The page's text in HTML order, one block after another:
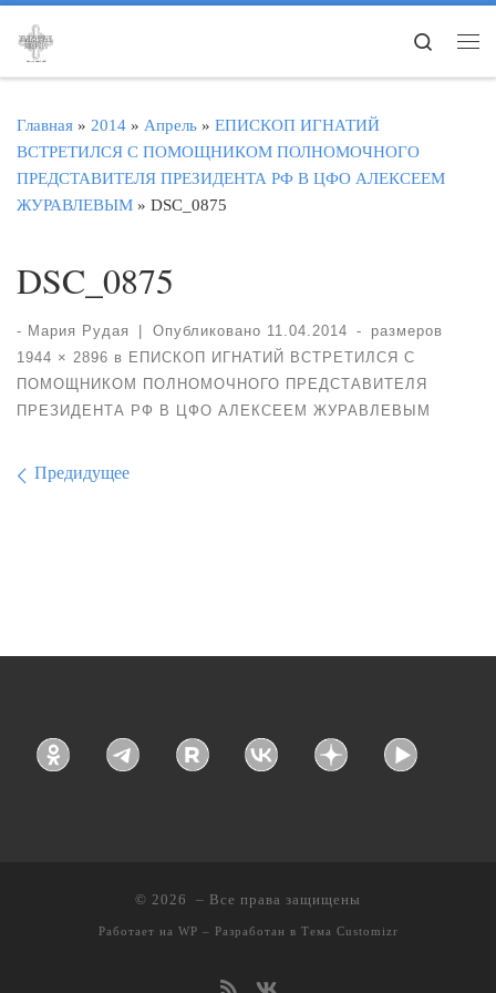
Перейти к содержимому
Search
Главная » 2014 » Апрель » ЕПИСКОП ИГНАТИЙ
ВСТРЕТИЛСЯ С ПОМОЩНИКОМ ПОЛНОМОЧНОГО
ПРЕДСТАВИТЕЛЯ ПРЕЗИДЕНТА РФ В ЦФО АЛЕКСЕЕМ
ЖУРАВЛЕВЫМ » DSC_0875
DSC_0875
- Мария Рудая Опубликовано 11.04.2014 -
размеров
1944 × 2896 в ЕПИСКОП ИГНАТИЙ ВСТРЕТИЛСЯ С
ПОМОЩНИКОМ ПОЛНОМОЧНОГО ПРЕДСТАВИТЕЛЯ
ПРЕЗИДЕНТА РФ В ЦФО АЛЕКСЕЕМ ЖУРАВЛЕВЫМ
Навигация по
Предидущее
© 2026 – Все права защищены
Работает на WP – Разработан в Тема Customizr